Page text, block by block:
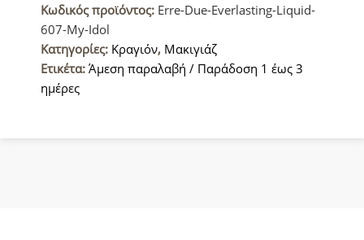
Ματ
Κραγιόν
607
My
Idol
Κωδικός προϊόντος: Erre-Due-Everlasting-Liquid-
607-My-Idol
Κατηγορίες: Κραγιόν, Μακιγιάζ
Ετικέτα: Άμεση παραλαβή / Παράδοση 1 έως 3
ημέρες